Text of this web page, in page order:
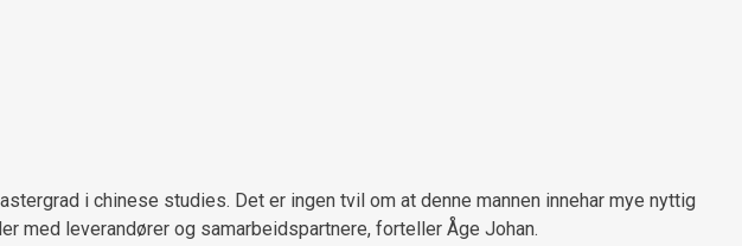
i chinese studies. Det er ingen tvil om at denne mannen innehar mye nyttig
med leverandører og samarbeidspartnere, forteller Åge Johan.